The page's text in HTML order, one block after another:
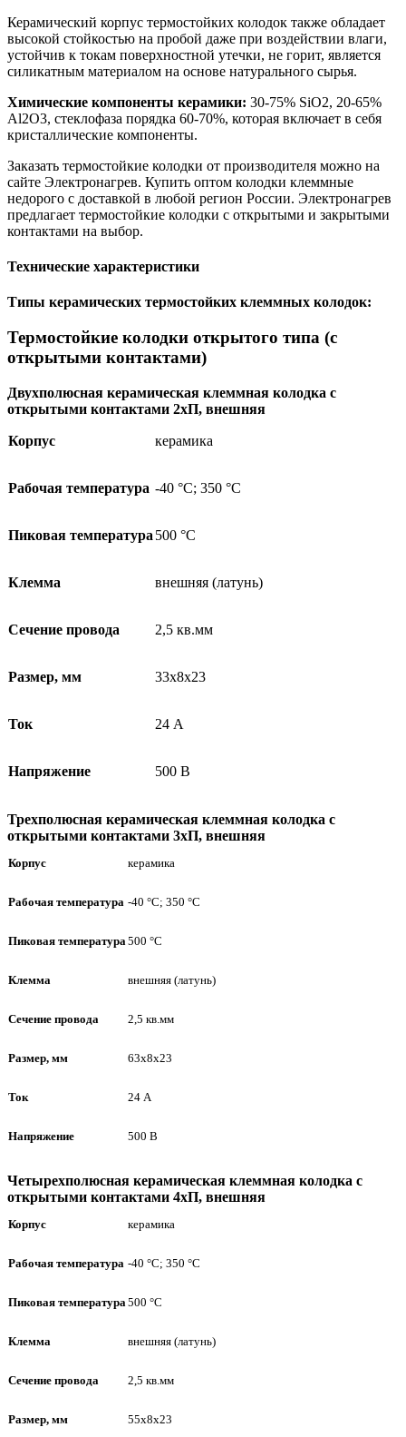
Керамический корпус термостойких колодок также обладает
высокой стойкостью на пробой даже при воздействии влаги,
устойчив к токам поверхностной утечки, не горит, является
силикатным материалом на основе натурального сырья.
Химические компоненты керамики: 30-75% SiO2, 20-65%
Al2O3, стеклофаза порядка 60-70%, которая включает в себя
кристаллические компоненты.
Заказать термостойкие колодки от производителя можно на
сайте Электронагрев. Купить оптом колодки клеммные
недорого с доставкой в любой регион России. Электронагрев
предлагает термостойкие колодки с открытыми и закрытыми
контактами на выбор.
Технические характеристики
Типы керамических термостойких клеммных колодок:
Термостойкие колодки открытого типа (с
открытыми контактами)
Двухполюсная керамическая клеммная колодка с
открытыми контактами 2хП, внешняя
Корпус керамика
Рабочая температура -40 °С; 350 °С
Пиковая температура 500 °С
Клемма внешняя (латунь)
Сечение провода 2,5 кв.мм
Размер, мм 33х8х23
Ток 24 А
Напряжение 500 В
Трехполюсная керамическая клеммная колодка с
открытыми контактами 3хП, внешняя
Корпус керамика
Рабочая температура -40 °С; 350 °С
Пиковая температура 500 °С
Клемма внешняя (латунь)
Сечение провода 2,5 кв.мм
Размер, мм 63х8х23
Ток 24 А
Напряжение 500 В
Четырехполюсная керамическая клеммная колодка с
открытыми контактами 4хП, внешняя
Корпус керамика
Рабочая температура -40 °С; 350 °С
Пиковая температура 500 °С
Клемма внешняя (латунь)
Сечение провода 2,5 кв.мм
Размер, мм 55х8х23